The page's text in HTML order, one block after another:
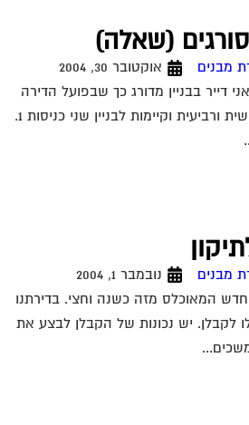
(שאלה)
מבנים
אוקטובר 30, 2004
בבניין מדורג כך שבפועל הדירה
מבנים
נובמבר 1, 2004
המאוכלס מזה כשנה וחצי. בדירתנו
לקבלן. יש נכונות של הקבלן לבצע את